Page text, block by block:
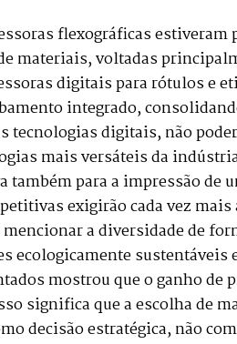
flexográficas estiveram
materiais, voltadas
digitais para rótulos e
integrado,
tecnologias digitais, não
mais versáteis da
para a impressão de
exigirão cada vez
a diversidade de
ecologicamente sustentáveis
mostrou que o ganho de
significa que a escolha de
decisão estratégica, não